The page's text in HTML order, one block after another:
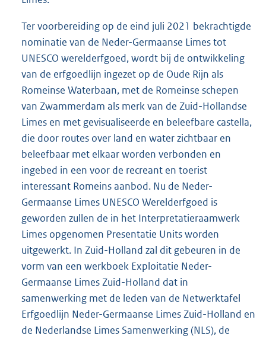
Ter voorbereiding op de eind juli 2021 bekrachtigde
nominatie van de Neder-Germaanse Limes tot
UNESCO werelderfgoed, wordt bij de ontwikkeling
van de erfgoedlijn ingezet op de Oude Rijn als
Romeinse Waterbaan, met de Romeinse schepen
van Zwammerdam als merk van de Zuid-Hollandse
Limes en met gevisualiseerde en beleefbare castella,
die door routes over land en water zichtbaar en
beleefbaar met elkaar worden verbonden en
ingebed in een voor de recreant en toerist
interessant Romeins aanbod. Nu de Neder-
Germaanse Limes UNESCO Werelderfgoed is
geworden zullen de in het Interpretatieraamwerk
Limes opgenomen Presentatie Units worden
uitgewerkt. In Zuid-Holland zal dit gebeuren in de
vorm van een werkboek Exploitatie Neder-
Germaanse Limes Zuid-Holland dat in
samenwerking met de leden van de Netwerktafel
Erfgoedlijn Neder-Germaanse Limes Zuid-Holland en
de Nederlandse Limes Samenwerking (NLS), de